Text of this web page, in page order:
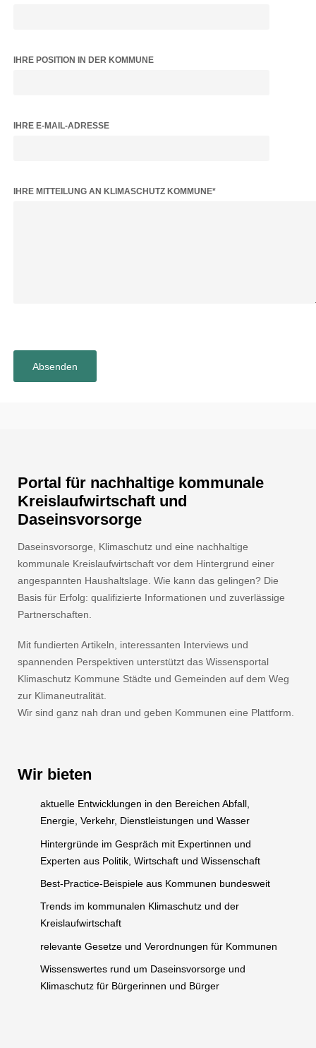
IHRE POSITION IN DER KOMMUNE
IHRE E-MAIL-ADRESSE
BITTE LASSE DIESES FELD LEER.
IHRE MITTEILUNG AN KLIMASCHUTZ KOMMUNE*
Portal für nachhaltige kommunale
Kreislaufwirtschaft und
Daseinsvorsorge
Daseinsvorsorge, Klimaschutz und eine nachhaltige
kommunale Kreislaufwirtschaft vor dem Hintergrund einer
angespannten Haushaltslage. Wie kann das gelingen? Die
Basis für Erfolg: qualifizierte Informationen und zuverlässige
Partnerschaften.
Mit fundierten Artikeln, interessanten Interviews und
spannenden Perspektiven unterstützt das Wissensportal
Klimaschutz Kommune Städte und Gemeinden auf dem Weg
zur Klimaneutralität.
Wir sind ganz nah dran und geben Kommunen eine Plattform.
Wir bieten
aktuelle Entwicklungen in den Bereichen Abfall,
Energie, Verkehr, Dienstleistungen und Wasser
Hintergründe im Gespräch mit Expertinnen und
Experten aus Politik, Wirtschaft und Wissenschaft
Best-Practice-Beispiele aus Kommunen bundesweit
Trends im kommunalen Klimaschutz und der
Kreislaufwirtschaft
relevante Gesetze und Verordnungen für Kommunen
Wissenswertes rund um Daseinsvorsorge und
Klimaschutz für Bürgerinnen und Bürger